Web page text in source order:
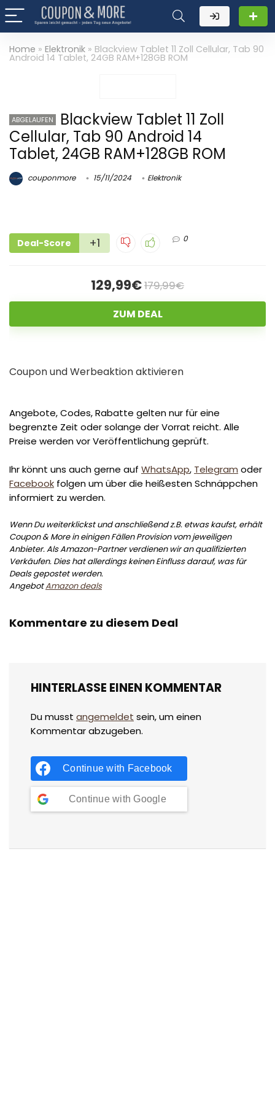
Home » Elektronik » Blackview Tablet 11 Zoll Cellular, Tab 90
Android 14 Tablet, 24GB RAM+128GB ROM
ABGELAUFEN
Blackview Tablet 11 Zoll
Cellular, Tab 90 Android 14
Tablet, 24GB RAM+128GB ROM
couponmore 15/11/2024 Elektronik
Deal-Score +1 0
129,99€179,99€
ZUM DEAL
Coupon und Werbeaktion aktivieren
Angebote, Codes, Rabatte gelten nur für eine
begrenzte Zeit oder solange der Vorrat reicht. Alle
Preise werden vor Veröffentlichung geprüft.
Ihr könnt uns auch gerne auf WhatsApp, Telegram oder
Facebook folgen um über die heißesten Schnäppchen
informiert zu werden.
Wenn Du weiterklickst und anschließend z.B. etwas kaufst, erhält
Coupon & More in einigen Fällen Provision vom jeweiligen
Anbieter. Als Amazon-Partner verdienen wir an qualifizierten
Verkäufen. Dies hat allerdings keinen Einfluss darauf, was für
Deals gepostet werden.
AngebotAmazon deals
Kommentare zu diesem Deal
HINTERLASSE EINEN KOMMENTAR
Du musst angemeldet sein, um einen
Kommentar abzugeben.
Continue with Facebook
Continue with Google